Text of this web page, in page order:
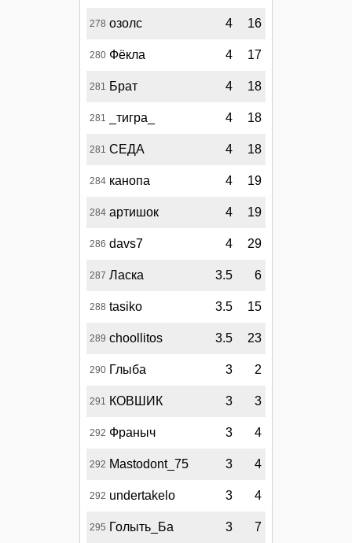
278 озолс 4 16
280 Фёкла 4 17
281 Брат 4 18
281 _тигра_ 4 18
281 СЕДА 4 18
284 канопа 4 19
284 артишок 4 19
286 davs7 4 29
287 Ласка 3.5 6
288 tasiko 3.5 15
289 choollitos 3.5 23
290 Глыба 3 2
291 КОВШИК 3 3
292 Франыч 3 4
292 Mastodont_75 3 4
292 undertakelo 3 4
295 Голыть_Ба 3 7